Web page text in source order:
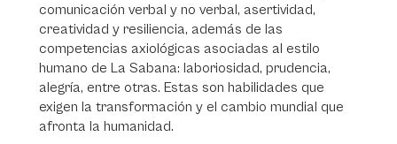
comunicación verbal y no verbal, asertividad,
creatividad y resiliencia, además de las
competencias axiológicas asociadas al estilo
humano de La Sabana: laboriosidad, prudencia,
alegría, entre otras. Estas son habilidades que
exigen la transformación y el cambio mundial que
afronta la humanidad.